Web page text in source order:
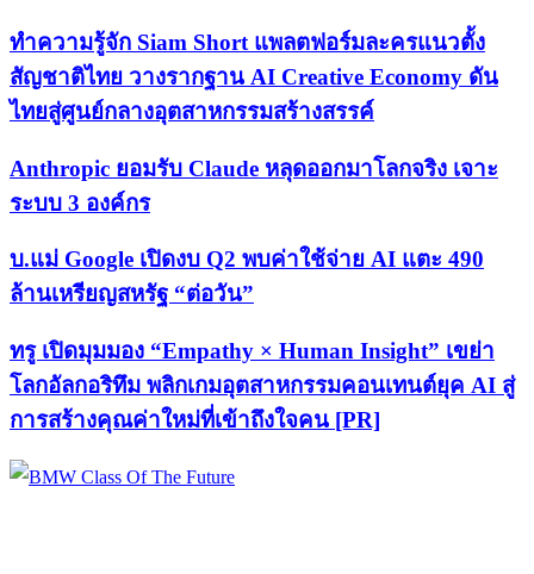
ทำความรู้จัก Siam Short แพลตฟอร์มละครแนวตั้ง
สัญชาติไทย วางรากฐาน AI Creative Economy ดัน
ไทยสู่ศูนย์กลางอุตสาหกรรมสร้างสรรค์
Anthropic ยอมรับ Claude หลุดออกมาโลกจริง เจาะ
ระบบ 3 องค์กร
บ.แม่ Google เปิดงบ Q2 พบค่าใช้จ่าย AI แตะ 490
ล้านเหรียญสหรัฐ “ต่อวัน”
ทรู เปิดมุมมอง “Empathy × Human Insight” เขย่า
โลกอัลกอริทึม พลิกเกมอุตสาหกรรมคอนเทนต์ยุค AI สู่
การสร้างคุณค่าใหม่ที่เข้าถึงใจคน [PR]